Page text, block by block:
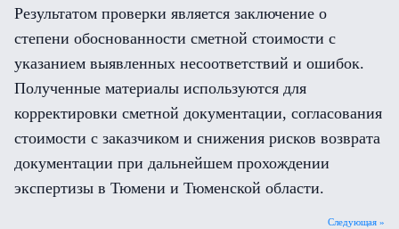
Результатом проверки является заключение о
степени обоснованности сметной стоимости с
указанием выявленных несоответствий и ошибок.
Полученные материалы используются для
корректировки сметной документации, согласования
стоимости с заказчиком и снижения рисков возврата
документации при дальнейшем прохождении
экспертизы в Тюмени и Тюменской области.
Следующая »